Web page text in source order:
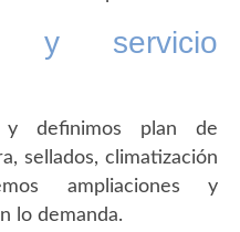
y servicio
y definimos plan de
sellados, climatización
ampliaciones y
lo demanda.